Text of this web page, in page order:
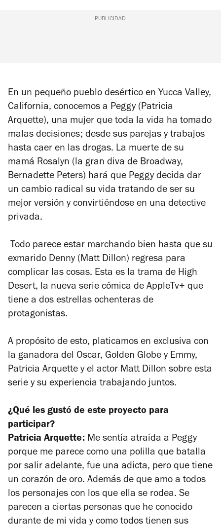
PUBLICIDAD
En un pequeño pueblo desértico en Yucca Valley,
California, conocemos a Peggy (Patricia
Arquette), una mujer que toda la vida ha tomado
malas decisiones; desde sus parejas y trabajos
hasta caer en las drogas. La muerte de su
mamá Rosalyn (la gran diva de Broadway,
Bernadette Peters) hará que Peggy decida dar
un cambio radical su vida tratando de ser su
mejor versión y convirtiéndose en una detective
privada.
Todo parece estar marchando bien hasta que su
exmarido Denny (Matt Dillon) regresa para
complicar las cosas. Esta es la trama de High
Desert, la nueva serie cómica de AppleTv+ que
tiene a dos estrellas ochenteras de
protagonistas.
A propósito de esto, platicamos en exclusiva con
la ganadora del Oscar, Golden Globe y Emmy,
Patricia Arquette y el actor Matt Dillon sobre esta
serie y su experiencia trabajando juntos.
¿Qué les gustó de este proyecto para
participar?
Patricia Arquette: Me sentía atraída a Peggy
porque me parece como una polilla que batalla
por salir adelante, fue una adicta, pero que tiene
un corazón de oro. Además de que amo a todos
los personajes con los que ella se rodea. Se
parecen a ciertas personas que he conocido
durante de mi vida y como todos tienen sus